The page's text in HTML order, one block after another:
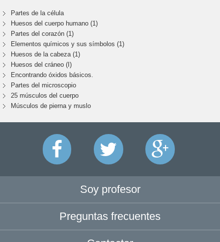
Partes de la célula
Huesos del cuerpo humano (1)
Partes del corazón (1)
Elementos químicos y sus símbolos (1)
Huesos de la cabeza (1)
Huesos del cráneo (I)
Encontrando óxidos básicos.
Partes del microscopio
25 músculos del cuerpo
Músculos de pierna y muslo
Soy profesor
Preguntas frecuentes